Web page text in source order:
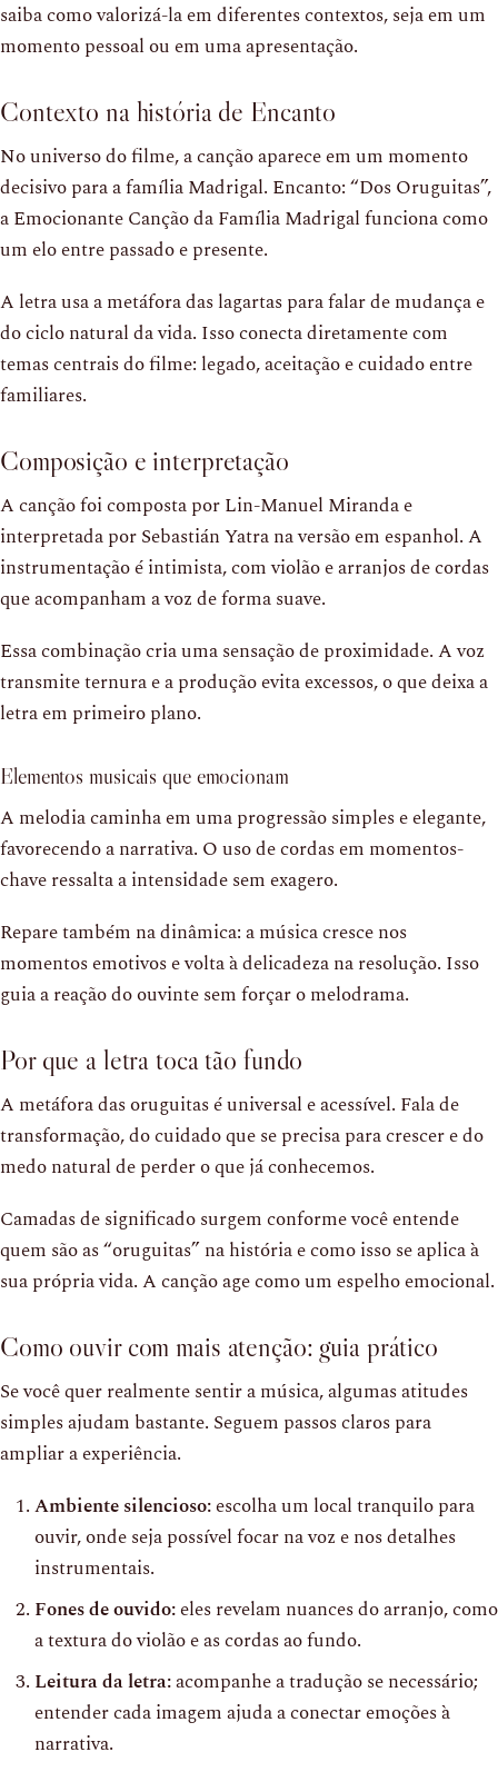
saiba como valorizá-la em diferentes contextos, seja em um
momento pessoal ou em uma apresentação.
Contexto na história de Encanto
No universo do filme, a canção aparece em um momento
decisivo para a família Madrigal. Encanto: “Dos Oruguitas”,
a Emocionante Canção da Família Madrigal funciona como
um elo entre passado e presente.
A letra usa a metáfora das lagartas para falar de mudança e
do ciclo natural da vida. Isso conecta diretamente com
temas centrais do filme: legado, aceitação e cuidado entre
familiares.
Composição e interpretação
A canção foi composta por Lin-Manuel Miranda e
interpretada por Sebastián Yatra na versão em espanhol. A
instrumentação é intimista, com violão e arranjos de cordas
que acompanham a voz de forma suave.
Essa combinação cria uma sensação de proximidade. A voz
transmite ternura e a produção evita excessos, o que deixa a
letra em primeiro plano.
Elementos musicais que emocionam
A melodia caminha em uma progressão simples e elegante,
favorecendo a narrativa. O uso de cordas em momentos-
chave ressalta a intensidade sem exagero.
Repare também na dinâmica: a música cresce nos
momentos emotivos e volta à delicadeza na resolução. Isso
guia a reação do ouvinte sem forçar o melodrama.
Por que a letra toca tão fundo
A metáfora das oruguitas é universal e acessível. Fala de
transformação, do cuidado que se precisa para crescer e do
medo natural de perder o que já conhecemos.
Camadas de significado surgem conforme você entende
quem são as “oruguitas” na história e como isso se aplica à
sua própria vida. A canção age como um espelho emocional.
Como ouvir com mais atenção: guia prático
Se você quer realmente sentir a música, algumas atitudes
simples ajudam bastante. Seguem passos claros para
ampliar a experiência.
Ambiente silencioso:escolha um local tranquilo para
ouvir, onde seja possível focar na voz e nos detalhes
instrumentais.
Fones de ouvido:eles revelam nuances do arranjo, como
a textura do violão e as cordas ao fundo.
Leitura da letra:acompanhe a tradução se necessário;
entender cada imagem ajuda a conectar emoções à
narrativa.